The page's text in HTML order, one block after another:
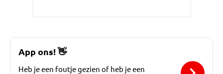
App ons!👋
Heb je een foutje gezien of heb je een